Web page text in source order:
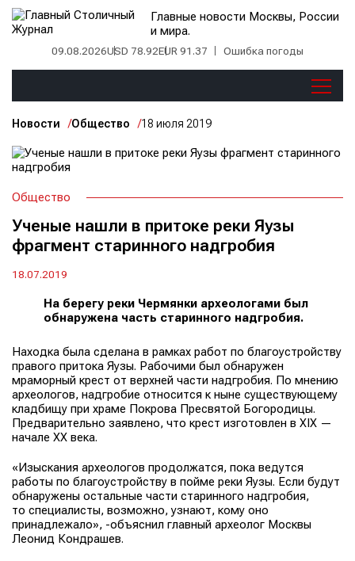
Главные новости Москвы, России
и мира.
09.08.2026USD 78.92EUR 91.37 Ошибка погоды
Новости Общество 18 июля 2019
Общество
Ученые нашли в притоке реки Яузы
фрагмент старинного надгробия
18.07.2019
На берегу реки Чермянки археологами был
обнаружена часть старинного надгробия.
Находка была сделана в рамках работ по благоустройству
правого притока Яузы. Рабочими был обнаружен
мраморный крест от верхней части надгробия. По мнению
археологов, надгробие относится к ныне существующему
кладбищу при храме Покрова Пресвятой Богородицы.
Предварительно заявлено, что крест изготовлен в XIX —
начале ХХ века.
«Изыскания археологов продолжатся, пока ведутся
работы по благоустройству в пойме реки Яузы. Если будут
обнаружены остальные части старинного надгробия,
то специалисты, возможно, узнают, кому оно
принадлежало», -объяснил главный археолог Москвы
Леонид Кондрашев.